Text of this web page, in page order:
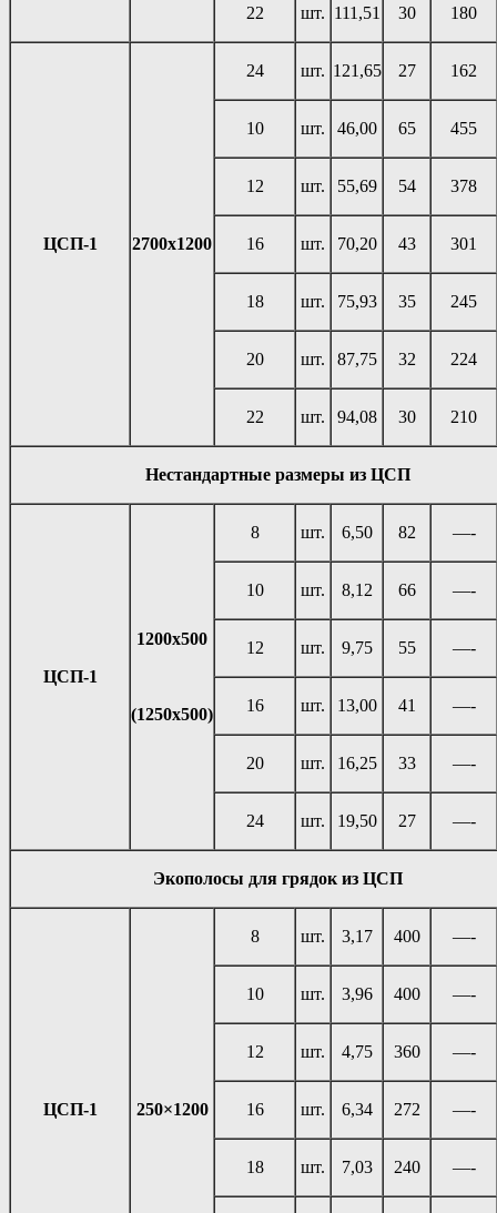
22 шт. 111,51 30 180
ЦСП-1 2700х1200
24 шт. 121,65 27 162
10 шт. 46,00 65 455
12 шт. 55,69 54 378
16 шт. 70,20 43 301
18 шт. 75,93 35 245
20 шт. 87,75 32 224
22 шт. 94,08 30 210
Нестандартные размеры из ЦСП
ЦСП-1
1200х500
(1250х500)
8 шт. 6,50 82 —-
10 шт. 8,12 66 —-
12 шт. 9,75 55 —-
16 шт. 13,00 41 —-
20 шт. 16,25 33 —-
24 шт. 19,50 27 —-
Экополосы для грядок из ЦСП
ЦСП-1 250×1200
8 шт. 3,17 400 —-
10 шт. 3,96 400 —-
12 шт. 4,75 360 —-
16 шт. 6,34 272 —-
18 шт. 7,03 240 —-